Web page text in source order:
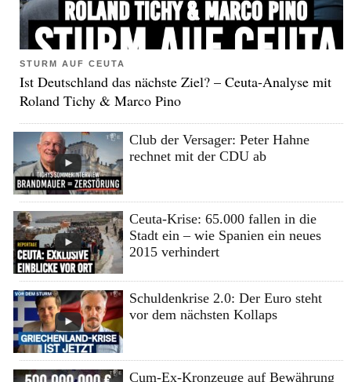
STURM AUF CEUTA
Ist Deutschland das nächste Ziel? – Ceuta-Analyse mit
Roland Tichy & Marco Pino
Club der Versager: Peter Hahne
rechnet mit der CDU ab
Ceuta-Krise: 65.000 fallen in die
Stadt ein – wie Spanien ein neues
2015 verhindert
Schuldenkrise 2.0: Der Euro steht
vor dem nächsten Kollaps
Cum-Ex-Kronzeuge auf Bewährung